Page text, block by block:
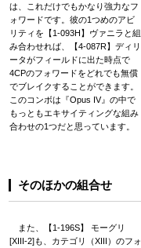
は、これだけでもかなり強力なフ
ォワードです。彼の1つめのアビ
リティを【1-093H】ヴァニラと組
み合わせれば、【4-087R】ディリ
ータがフィールドに出た時点で
4CPのフォワードをどれでも無償
でブレイクすることができます。
このコンボは『Opus IV』の中で
もっともエキサイティングな組み
合わせの1つだと思っています。
そのほかの組合せ
また、【1-196S】 モーグリ
[XIII-2]も、カテゴリ（XIII）のフォ